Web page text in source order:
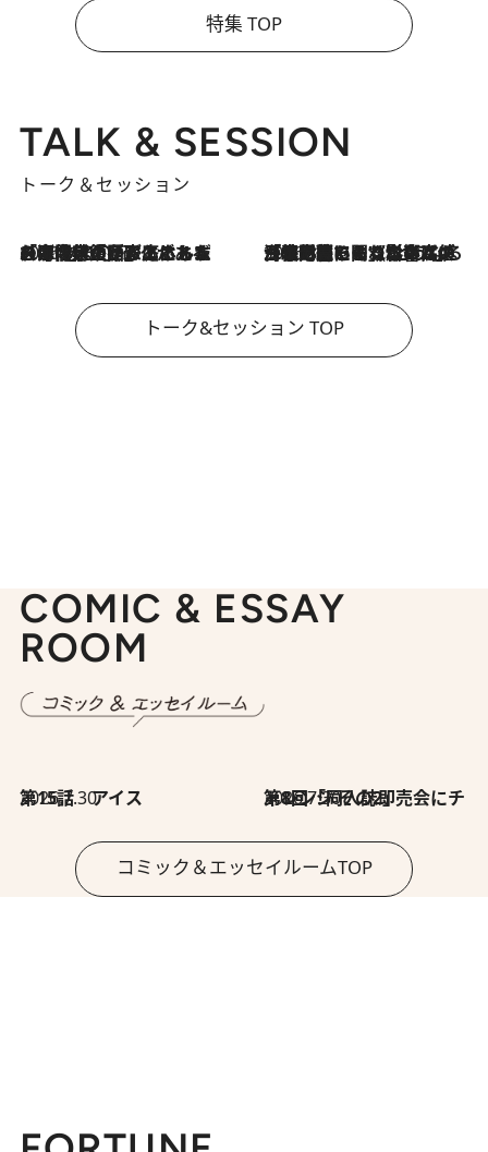
特集 TOP
TALK & SESSION
トーク＆セッション
2026.8.3
「今後値上げがあるとすれば…」「リスクがあるのは今年の冬」エネルギー専門家が語る、ホルムズ海峡封鎖が家庭にもたらす“ある心配” 2026.8.3
「住宅建てられない…」「サーチャージ料の高値が続いている」ホルムズ海峡封鎖による影響はいつまで続く？《エネルギー専門家に聞く“どうなる日本の暮らし”》
トーク&セッション TOP
COMIC & ESSAY
ROOM
2026.7.30
第15話 アイス 2026.7.30
第8回「同人誌即売会にチャレンジ その2」
コミック＆エッセイルームTOP